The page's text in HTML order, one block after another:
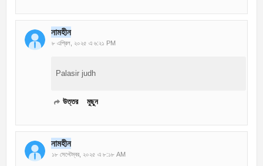
নামহীন
৮ এপ্রিল, ২০২৫ এ ৬:২১ PM
Palasir judh
উত্তর মুছুন
নামহীন
১৮ সেপ্টেম্বর, ২০২৫ এ ৮:১৮ AM